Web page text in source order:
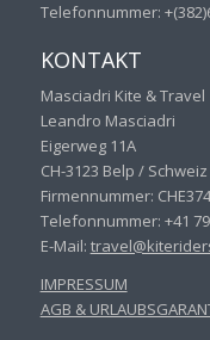
Telefonnummer:
KONTAKT
Masciadri Kite & Travel
Leandro Masciadri
Eigerweg 11A
CH-3123 Belp / Schweiz
Firmennummer:
Telefonnummer: +41 79
E-Mail:
IMPRESSUM
AGB &